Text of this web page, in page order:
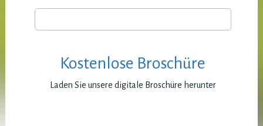
Kostenlose Broschüre
Laden Sie unsere digitale Broschüre herunter